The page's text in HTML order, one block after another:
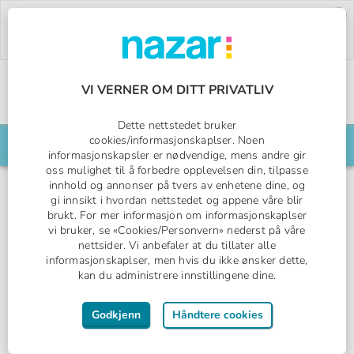
Bruk rabattkoden:PW26.
Nazar logo
Søk din reise her
Okurcalar, Tyrkia
Mylome
PREMIUM COLLECTION
All Inclusive
VI VERNER OM DITT PRIVATLIV
Dette nettstedet bruker
cookies/informasjonskaplser. Noen
informasjonskapsler er nødvendige, mens andre gir
oss mulighet til å forbedre opplevelsen din, tilpasse
innhold og annonser på tvers av enhetene dine, og
gi innsikt i hvordan nettstedet og appene våre blir
brukt. For mer informasjon om informasjonskaplser
vi bruker, se «Cookies/Personvern» nederst på våre
nettsider. Vi anbefaler at du tillater alle
informasjonskaplser, men hvis du ikke ønsker dette,
kan du administrere innstillingene dine.
Godkjenn Håndtere cookies